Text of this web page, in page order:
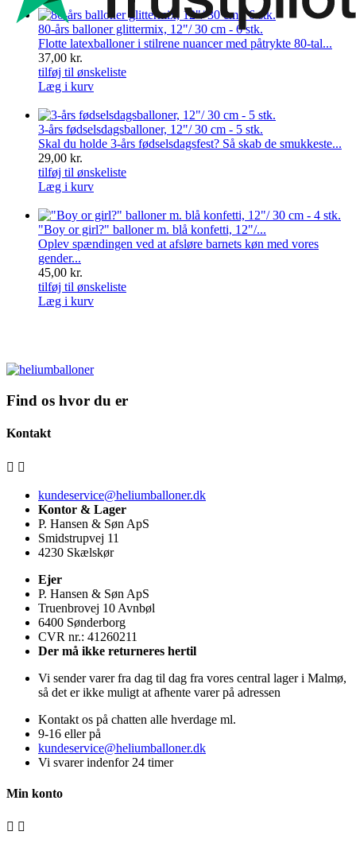
80-års balloner glittermix, 12"/ 30 cm - 6 stk.
Flotte latexballoner i stilrene nuancer med påtrykte 80-tal...
37,00 kr.
tilføj til ønskeliste
Læg i kurv
3-års fødselsdagsballoner, 12"/ 30 cm - 5 stk.
Skal du holde 3-års fødselsdagsfest? Så skab de smukkeste...
29,00 kr.
tilføj til ønskeliste
Læg i kurv
"Boy or girl?" balloner m. blå konfetti, 12"/...
Oplev spændingen ved at afsløre barnets køn med vores
gender...
45,00 kr.
tilføj til ønskeliste
Læg i kurv
Find os hvor du er
Kontakt
 
kundeservice@heliumballoner.dk
Kontor & Lager
P. Hansen & Søn ApS
Smidstrupvej 11
4230 Skælskør
Ejer
P. Hansen & Søn ApS
Truenbrovej 10 Avnbøl
6400 Sønderborg
CVR nr.: 41260211
Der må ikke returneres hertil
Vi sender varer fra dag til dag fra vores central lager i Malmø,
så det er ikke muligt at afhente varer på adressen
Kontakt os på chatten alle hverdage ml.
9-16 eller på
kundeservice@heliumballoner.dk
Vi svarer indenfor 24 timer
Min konto
 